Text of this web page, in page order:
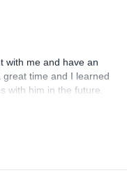
with me and have an
time and I learned
with him in the future.